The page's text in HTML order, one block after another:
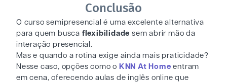
Conclusão
O curso semipresencial é uma excelente alternativa
para quem busca flexibilidade sem abrir mão da
interação presencial.
Mas e quando a rotina exige ainda mais praticidade?
Nesse caso, opções como o KNN At Home entram
em cena, oferecendo aulas de inglês online que